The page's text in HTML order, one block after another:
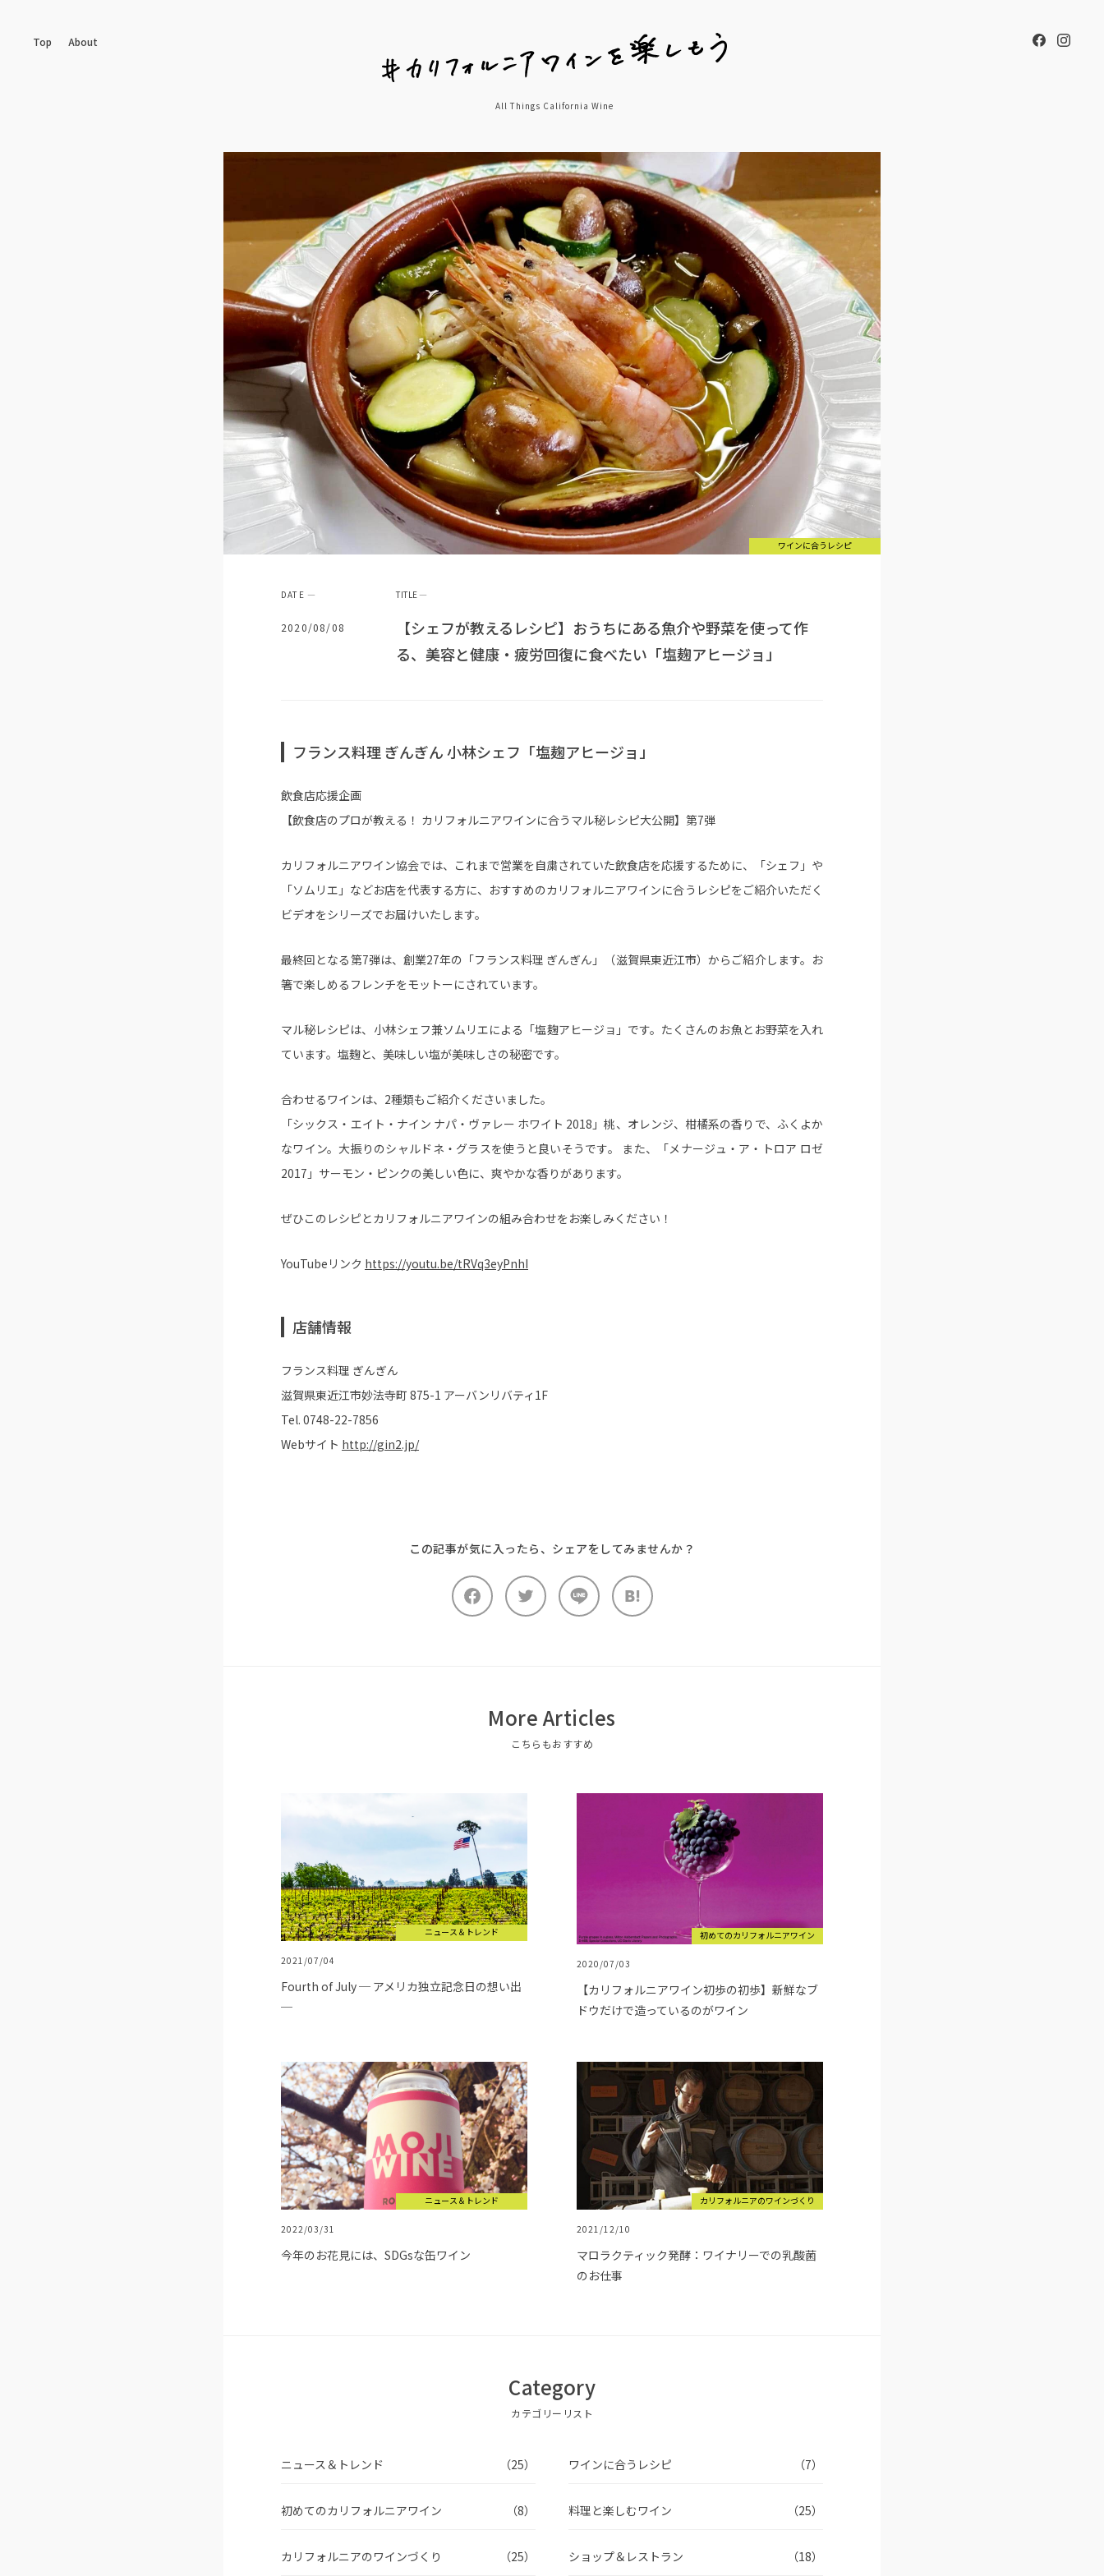
All Things California Wine
Top About
ワインに合うレシピ
【シェフが教えるレシピ】おうちにある魚介や野菜を使って作
る、美容と健康・疲労回復に食べたい「塩麹アヒージョ」
2020/08/08
フランス料理 ぎんぎん 小林シェフ「塩麹アヒージョ」
飲食店応援企画
【飲食店のプロが教える！ カリフォルニアワインに合うマル秘レシピ大公開】第7弾
カリフォルニアワイン協会では、これまで営業を自粛されていた飲食店を応援するために、「シェフ」や
「ソムリエ」などお店を代表する方に、おすすめのカリフォルニアワインに合うレシピをご紹介いただく
ビデオをシリーズでお届けいたします。
最終回となる第7弾は、創業27年の「フランス料理 ぎんぎん」（滋賀県東近江市）からご紹介します。お
箸で楽しめるフレンチをモットーにされています。
マル秘レシピは、小林シェフ兼ソムリエによる「塩麹アヒージョ」です。たくさんのお魚とお野菜を入れ
ています。塩麹と、美味しい塩が美味しさの秘密です。
合わせるワインは、2種類もご紹介くださいました。
「シックス・エイト・ナイン ナパ・ヴァレー ホワイト 2018」桃、オレンジ、柑橘系の香りで、ふくよか
なワイン。大振りのシャルドネ・グラスを使うと良いそうです。 また、「メナージュ・ア・トロア ロゼ
2017」サーモン・ピンクの美しい色に、爽やかな香りがあります。
ぜひこのレシピとカリフォルニアワインの組み合わせをお楽しみください！
YouTubeリンク https://youtu.be/tRVq3eyPnhI
店舗情報
フランス料理 ぎんぎん
滋賀県東近江市妙法寺町 875-1 アーバンリバティ1F
Tel. 0748-22-7856
Webサイト http://gin2.jp/
この記事が気に入ったら、 シェアをしてみませんか？
More Articles
こちらもおすすめ
ニュース＆トレンド
Fourth of July ─ アメリカ独立記念日の想い出
─
2021/07/04
初めてのカリフォルニアワイン
【カリフォルニアワイン初歩の初歩】新鮮なブ
ドウだけで造っているのがワイン
2020/07/03
ニュース＆トレンド
今年のお花見には、SDGsな缶ワイン
2022/03/31
カリフォルニアのワインづくり
マロラクティック発酵：ワイナリーでの乳酸菌
のお仕事
2021/12/10
Category
カテゴリーリスト
ニュース＆トレンド （25） ワインに合うレシピ （7）
初めてのカリフォルニアワイン （8） 料理と楽しむワイン （25）
カリフォルニアのワインづくり （25） ショップ＆レストラン （18）